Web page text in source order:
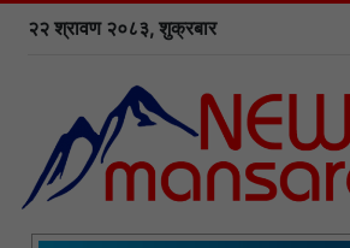
२२ श्रावण २०८३, शुक्रबार